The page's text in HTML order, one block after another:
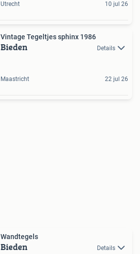
Utrecht 10 jul 26
Vintage Tegeltjes sphinx 1986
Bieden Details
Maastricht 22 jul 26
Wandtegels
Bieden Details